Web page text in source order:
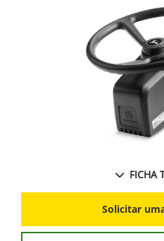
FICHA
Solicitar